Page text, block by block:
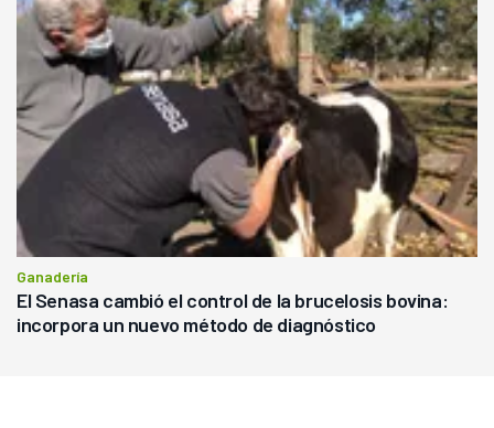
Ganadería
El Senasa cambió el control de la brucelosis bovina:
incorpora un nuevo método de diagnóstico